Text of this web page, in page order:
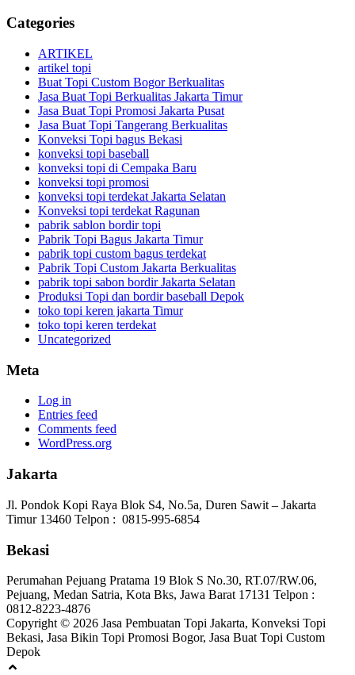
Categories
ARTIKEL
artikel topi
Buat Topi Custom Bogor Berkualitas
Jasa Buat Topi Berkualitas Jakarta Timur
Jasa Buat Topi Promosi Jakarta Pusat
Jasa Buat Topi Tangerang Berkualitas
Konveksi Topi bagus Bekasi
konveksi topi baseball
konveksi topi di Cempaka Baru
konveksi topi promosi
konveksi topi terdekat Jakarta Selatan
Konveksi topi terdekat Ragunan
pabrik sablon bordir topi
Pabrik Topi Bagus Jakarta Timur
pabrik topi custom bagus terdekat
Pabrik Topi Custom Jakarta Berkualitas
pabrik topi sabon bordir Jakarta Selatan
Produksi Topi dan bordir baseball Depok
toko topi keren jakarta Timur
toko topi keren terdekat
Uncategorized
Meta
Log in
Entries feed
Comments feed
WordPress.org
Jakarta
Jl. Pondok Kopi Raya Blok S4, No.5a, Duren Sawit – Jakarta
Timur 13460 Telpon : 0815-995-6854
Bekasi
Perumahan Pejuang Pratama 19 Blok S No.30, RT.07/RW.06,
Pejuang, Medan Satria, Kota Bks, Jawa Barat 17131 Telpon :
0812-8223-4876
Copyright © 2026 Jasa Pembuatan Topi Jakarta, Konveksi Topi
Bekasi, Jasa Bikin Topi Promosi Bogor, Jasa Buat Topi Custom
Depok